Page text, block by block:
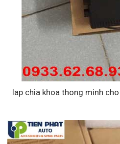
lap chia khoa thong minh